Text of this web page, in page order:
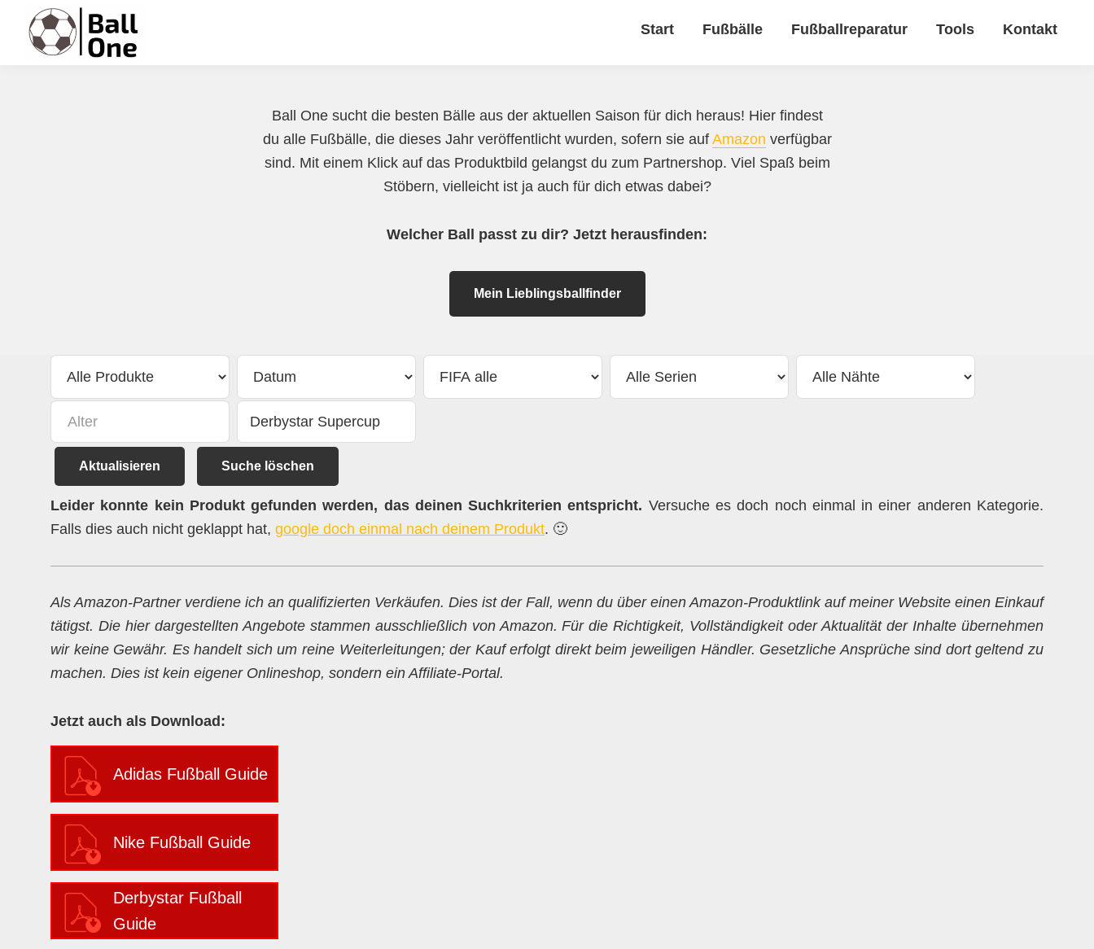
Hauptnavigation
springen
Inhalt
springen
Fußzeile
springen
Start Fußbälle Fußballreparatur Tools Kontakt
Ball One sucht die besten Bälle aus der aktuellen Saison für dich heraus! Hier findest
du alle Fußbälle, die dieses Jahr veröffentlicht wurden, sofern sie auf Amazon verfügbar
sind. Mit einem Klick auf das Produktbild gelangst du zum Partnershop. Viel Spaß beim
Stöbern, vielleicht ist ja auch für dich etwas dabei?
Welcher Ball passt zu dir? Jetzt herausfinden:
Mein Lieblingsballfinder
Aktualisieren Suche löschen
Leider konnte kein Produkt gefunden werden, das deinen Suchkriterien entspricht. Versuche es doch noch einmal in einer anderen Kategorie.
Falls dies auch nicht geklappt hat, google doch einmal nach deinem Produkt. 🙂
Als Amazon-Partner verdiene ich an qualifizierten Verkäufen. Dies ist der Fall, wenn du über einen Amazon-Produktlink auf meiner Website einen Einkauf
tätigst. Die hier dargestellten Angebote stammen ausschließlich von Amazon. Für die Richtigkeit, Vollständigkeit oder Aktualität der Inhalte übernehmen
wir keine Gewähr. Es handelt sich um reine Weiterleitungen; der Kauf erfolgt direkt beim jeweiligen Händler. Gesetzliche Ansprüche sind dort geltend zu
machen. Dies ist kein eigener Onlineshop, sondern ein Affiliate-Portal.
Jetzt auch als Download:
Adidas Fußball Guide
Nike Fußball Guide
Derbystar Fußball
Guide